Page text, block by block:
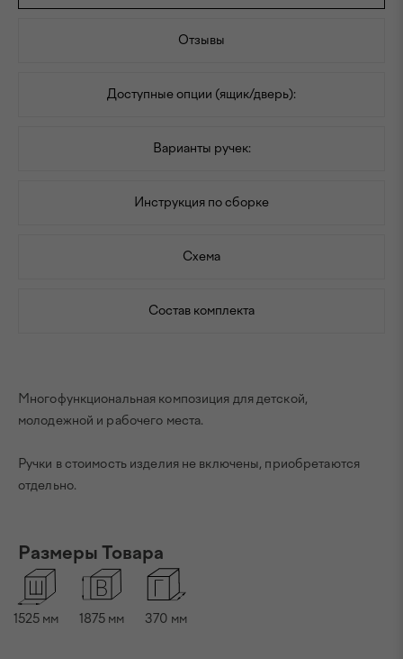
Отзывы
Доступные опции (ящик/дверь):
Варианты ручек:
Инструкция по сборке
Схема
Состав комплекта
Многофункциональная композиция для детской,
молодежной и рабочего места.
Ручки в стоимость изделия не включены, приобретаются
отдельно.
Размеры Товара
1525 мм 1875 мм 370 мм